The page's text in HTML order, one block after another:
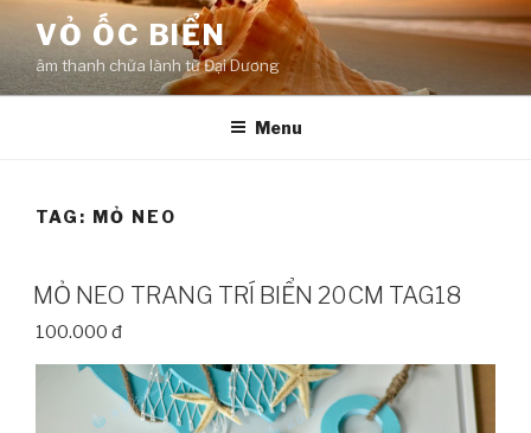
content
VỎ ỐC BIỂN
âm thanh chữa lành từ Đại Dương
Menu
TAG: MỎ NEO
MỎ NEO TRANG TRÍ BIỂN 20CM TAG18
100.000 đ